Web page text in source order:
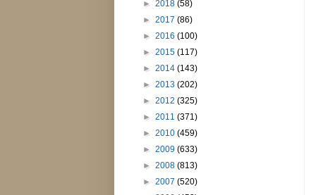
► 2018 (58)
► 2017 (86)
► 2016 (100)
► 2015 (117)
► 2014 (143)
► 2013 (202)
► 2012 (325)
► 2011 (371)
► 2010 (459)
► 2009 (633)
► 2008 (813)
► 2007 (520)